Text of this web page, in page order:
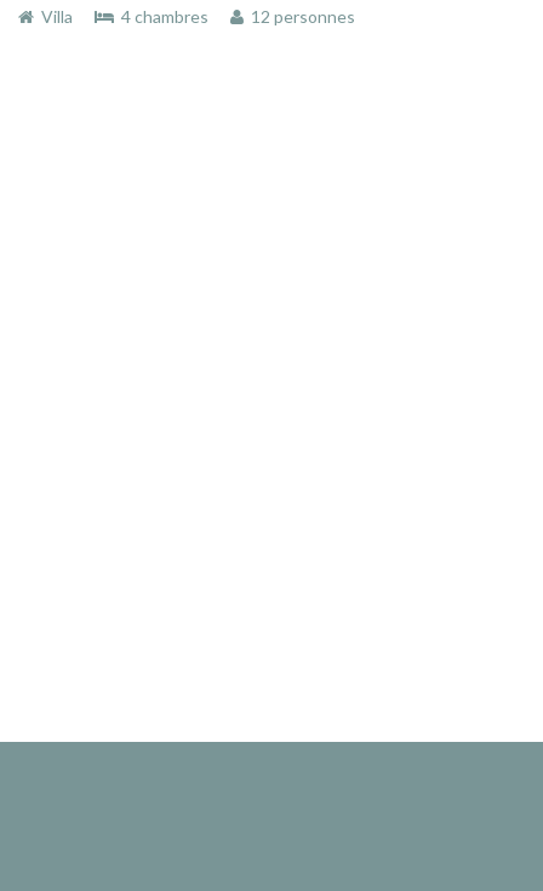
Villa
4 chambres 12 personnes